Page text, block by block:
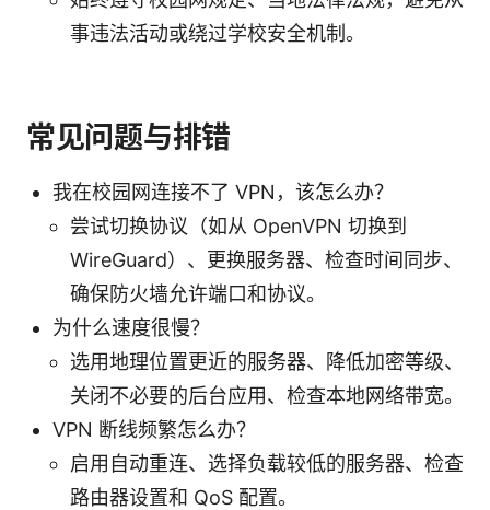
事违法活动或绕过学校安全机制。
常见问题与排错
我在校园网连接不了 VPN，该怎么办？
尝试切换协议（如从 OpenVPN 切换到
WireGuard）、更换服务器、检查时间同步、
确保防火墙允许端口和协议。
为什么速度很慢？
选用地理位置更近的服务器、降低加密等级、
关闭不必要的后台应用、检查本地网络带宽。
VPN 断线频繁怎么办？
启用自动重连、选择负载较低的服务器、检查
路由器设置和 QoS 配置。